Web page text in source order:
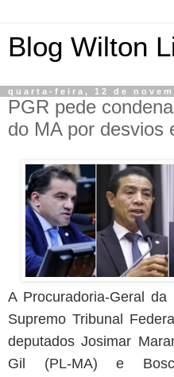
Blog Wilton
quarta-feira, 12 de
PGR pede
do MA por desvios
A Procuradoria-Geral
Supremo Tribunal
deputados Josimar
Gil (PL-MA) e